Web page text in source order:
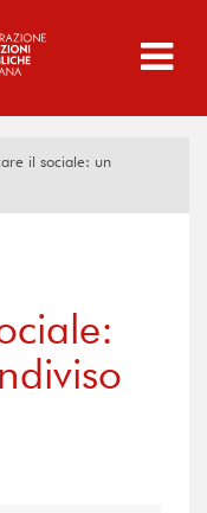
il sociale: un